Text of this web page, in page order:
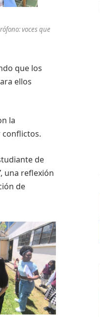
voces que
que los
ellos
la
conflictos.
de
, una reflexión
de